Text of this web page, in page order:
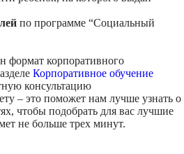
по программе “Социальный
формат корпоративного
Корпоративное обучение
консультацию
– это поможет нам лучше узнать о
чтобы подобрать для вас лучшие
не больше трех минут.